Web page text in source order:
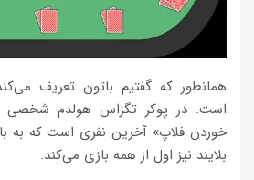
همانطور که گفتیم باتون تعریف
است. در پوکر تگزاس هولدم شخصی
خوردن فلاپ» آخرین نفری است که به
بلایند نیز اول از همه بازی می‌کند.